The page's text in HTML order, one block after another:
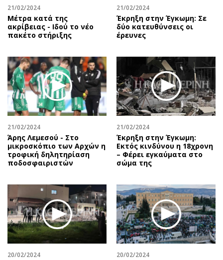
Money Review
AstroBank Properties
Trends
Ναυτιλία
Περιβάλλον
Ελλάδα
Κόσμος
Παράξενα
Πολιτισμός
Σινεμά
Θέατρο-Χορός
Μουσική
Εικαστικά
Βιβλίο
Χειρόγραφα
Πρόσωπα
Περιβάλλον
Good Life
Showbiz
Ταξίδια
Συνταγές
Έξοδος
Media
Εκπομπές
Wine routes
Podcasts
Uncut
Προσφορές
Προσωπικότητες στην ''Κ''
Επιστολές
21/02/2024
Μέτρα κατά της
ακρίβειας - Ιδού το νέο
πακέτο στήριξης
21/02/2024
Έκρηξη στην Έγκωμη: Σε
δύο κατευθύνσεις οι
έρευνες
21/02/2024
Άρης Λεμεσού - Στο
μικροσκόπιο των Αρχών η
τροφική δηλητηρίαση
ποδοσφαιριστών
21/02/2024
Έκρηξη στην Έγκωμη:
Εκτός κινδύνου η 18χρονη
– Φέρει εγκαύματα στο
σώμα της
20/02/2024 20/02/2024